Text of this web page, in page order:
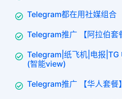
Telegram都在用社媒组合
Telegram推广 【阿拉伯套
Telegram|纸飞机|电报
(智能view)
Telegram推广 【华人套餐